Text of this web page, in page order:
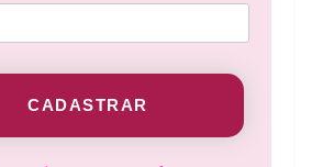
CADASTRAR